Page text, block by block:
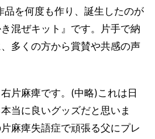
品を何度も作り、誕生したのが
混ぜキット』です。片手で納
多くの方から賞賛や共感の声
片麻痺です。(中略)これは日
当に良いグッズだと思いま
麻痺失語症で頑張る父にプレ